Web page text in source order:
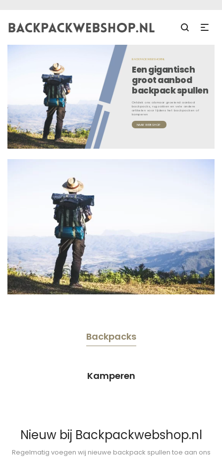
BACKPACKWEBSHOP.NL
Een gigantisch
groot aanbod
backpack spullen
Ontdek ons alsmaar groeiend aanbod
backpacks, rugzakken en vele andere
artikelen voor tijdens het backpacken of
kamperen
NAAR WEBSHOP
Backpacks
Kamperen
Nieuw bij Backpackwebshop.nl
Regelmatig voegen wij nieuwe backpack spullen toe aan ons